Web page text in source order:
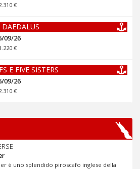
€
DAEDALUS
09/26
€
E FIVE SISTERS
09/26
€
è uno splendido piroscafo inglese della